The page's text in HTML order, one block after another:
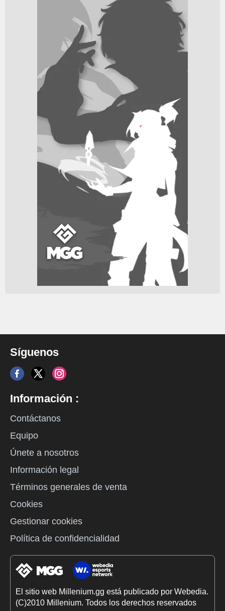
Síguenos
Información :
Contáctanos
Equipo
Únete a nosotros
Información legal
Términos generales de venta
Cookies
Gestionar cookies
Política de confidencialidad
El sitio web Millenium.gg está publicado por Webedia.
(C)2010 Millenium. Todos los derechos reservados